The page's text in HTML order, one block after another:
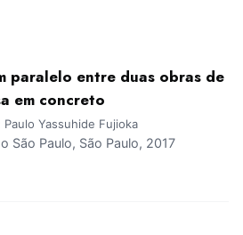
paralelo entre duas obras de
em concreto
Paulo Yassuhide Fujioka
São Paulo, São Paulo, 2017